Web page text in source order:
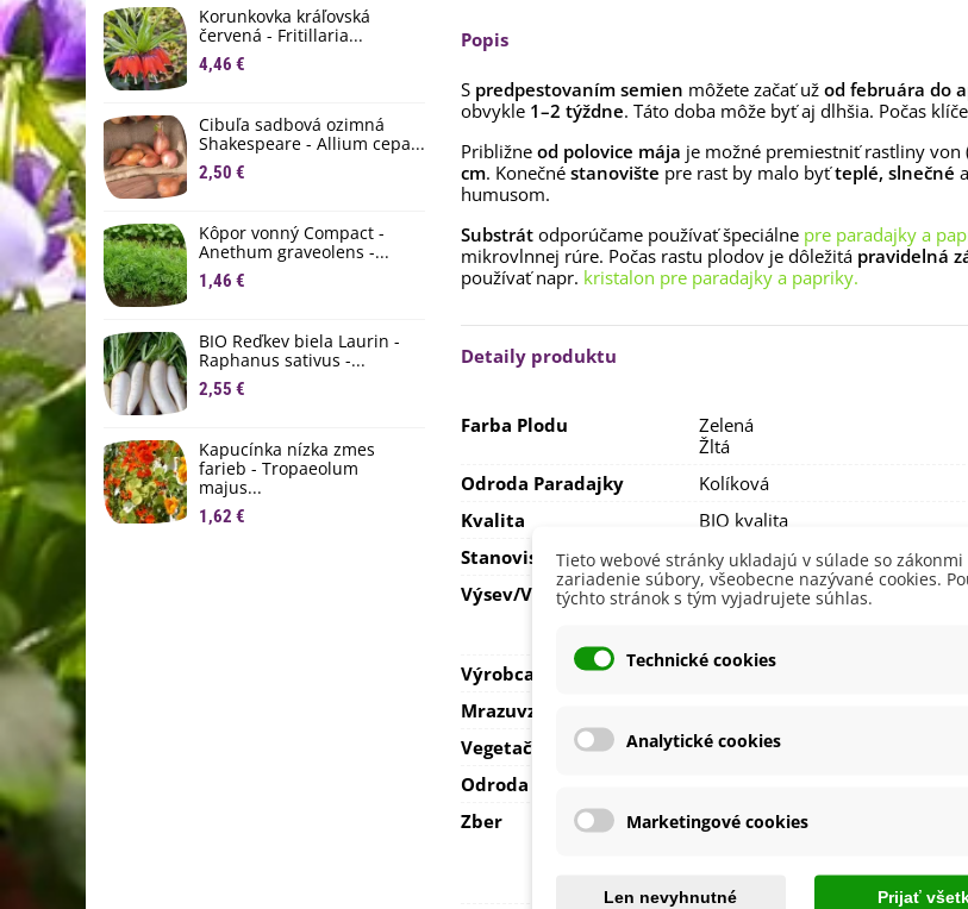
Korunkovka kráľovská
červená - Fritillaria...
4,46 €
Cibuľa sadbová ozimná
Shakespeare - Allium cepa...
2,50 €
Kôpor vonný Compact -
Anethum graveolens -...
1,46 €
BIO Reďkev biela Laurin -
Raphanus sativus -...
2,55 €
Kapucínka nízka zmes
farieb - Tropaeolum
majus...
1,62 €
Mrkva neskorá Cidera -
Daucus carota - semená -...
1,53 €
Ľalia Canova - Lilium -
cibuľoviny - 1 ks
2,69 € 3,85 € -30%
Begónia plnokvetá žltá -
2,69 € 3,85 € -30%
Eukalyptus Baby Blue -
4,08 €
Popis
S predpestovaním semien môžete začať už od februára do
obvykle 1–2 týždne. Táto doba môže byť aj dlhšia. Počas
Približne od polovice mája je možné premiestniť rastliny von
cm. Konečné stanovište pre rast by malo byťteplé, slnečné
humusom.
Substrát odporúčame používať špeciálne pre paradajky a
mikrovlnnej rúre. Počas rastu plodov je dôležitá pravidelná
používať napr. kristalon pre paradajky a papriky.
Detaily produktu
Farba Plodu
Zelená
Žltá
Odroda Paradajky
Kolíková
Kvalita
BIO kvalita
Stanovisko
Slnečné
Výsev/výsadba
Apríl
Február
Výrobca
SemenaOnline
Mrazuvzdornosť
Vegetačné Obdobie
Letničky
Odroda
Zber
August
September
Tieto webové stránky ukladajú v súlade so zákonmi
zariadenie súbory, všeobecne nazývané cookies.
týchto stránok s tým vyjadrujete súhlas.
Technické cookies
Analytické cookies
Marketingové cookies
Len nevyhnutné Prijať